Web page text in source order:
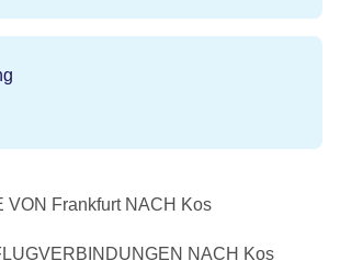
VON Frankfurt NACH Kos
NACH Kos